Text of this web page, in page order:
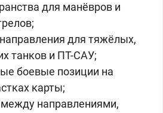
для манёвров и
для тяжёлых,
танков и ПТ-САУ;
боевые позиции на
карты;
направлениями,